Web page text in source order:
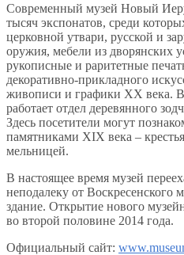
Современный музей Новый
тысяч экспонатов, среди
церковной утвари, русской и
оружия, мебели из дворянских
рукописные и раритетные
декоративно-прикладного
живописи и графики XX века. В
работает отдел деревянного
Здесь посетители могут
памятниками XIX века –
мельницей.
В настоящее время музей
неподалеку от Воскресенского
здание. Открытие нового
во второй половине 2014 года.
Официальный сайт: